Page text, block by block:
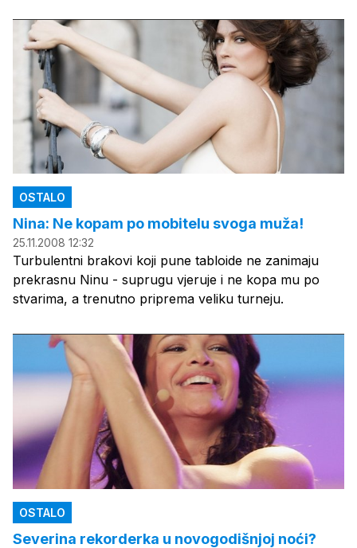
OSTALO
Nina: Ne kopam po mobitelu svoga muža!
25.11.2008 12:32
Turbulentni brakovi koji pune tabloide ne zanimaju
prekrasnu Ninu - suprugu vjeruje i ne kopa mu po
stvarima, a trenutno priprema veliku turneju.
OSTALO
Severina rekorderka u novogodišnjoj noći?